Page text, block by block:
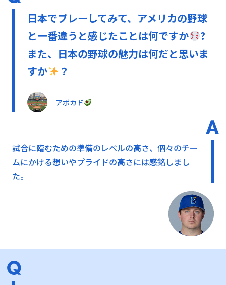
日本でプレーしてみて、アメリカの野球
と一番違うと感じたことは何ですか
?
また、日本の野球の魅力は何だと思いま
すか
？
アボカド
試合に臨むための準備のレベルの高さ、個々のチー
ムにかける想いやプライドの高さには感銘しまし
た。